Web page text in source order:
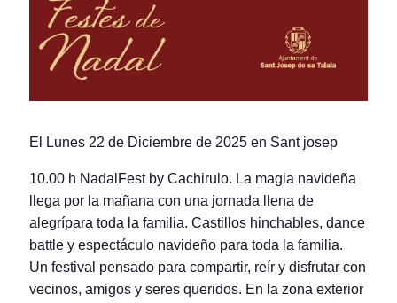
El Lunes 22 de Diciembre de 2025 en Sant josep
10.00 h NadalFest by Cachirulo. La magia navideña
llega por la mañana con una jornada llena de
alegrípara toda la familia. Castillos hinchables, dance
battle y espectáculo navideño para toda la familia.
Un festival pensado para compartir, reír y disfrutar con
vecinos, amigos y seres queridos. En la zona exterior